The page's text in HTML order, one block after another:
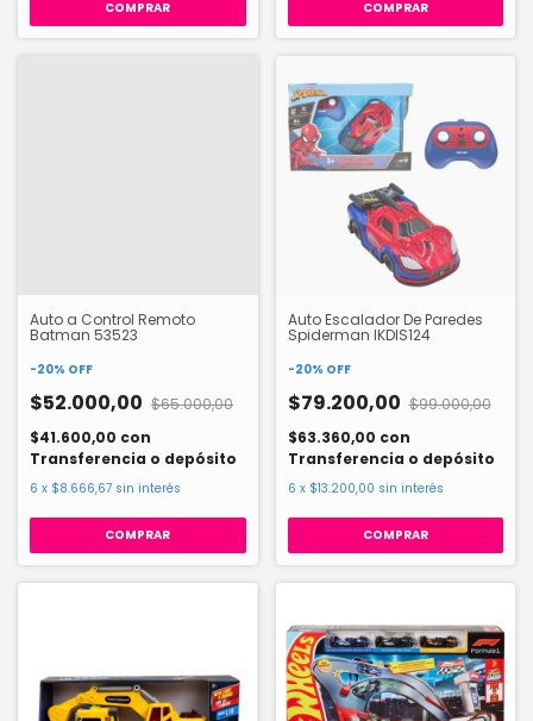
Auto a Control Remoto
Batman 53523
-20% OFF
$52.000,00 $65.000,00
$41.600,00 con
Transferencia o depósito
6 x $8.666,67 sin interés
Auto Escalador De Paredes
Spiderman IKDIS124
-20% OFF
$79.200,00 $99.000,00
$63.360,00 con
Transferencia o depósito
6 x $13.200,00 sin interés